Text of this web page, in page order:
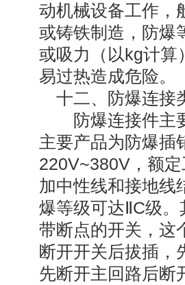
动机械设备工作，
或铸铁制造，防爆
或吸力（以kg计算
易过热造成危险。
十二、防爆连接
防爆连接件主要
主要产品为防爆插
220V~380V，额
加中性线和接地线
爆等级可达ⅡC级
带断点的开关，这
断开开关后拔插，
先断开主回路后断